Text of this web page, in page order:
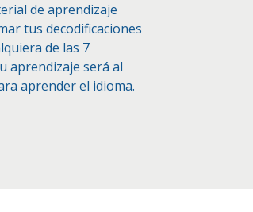
de aprendizaje
tus decodificaciones
de las 7
aprendizaje será al
aprender el idioma.